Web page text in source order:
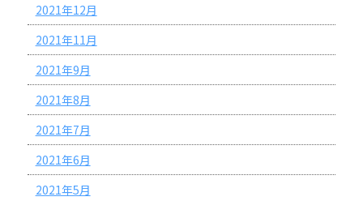
2021年12月
2021年11月
2021年9月
2021年8月
2021年7月
2021年6月
2021年5月